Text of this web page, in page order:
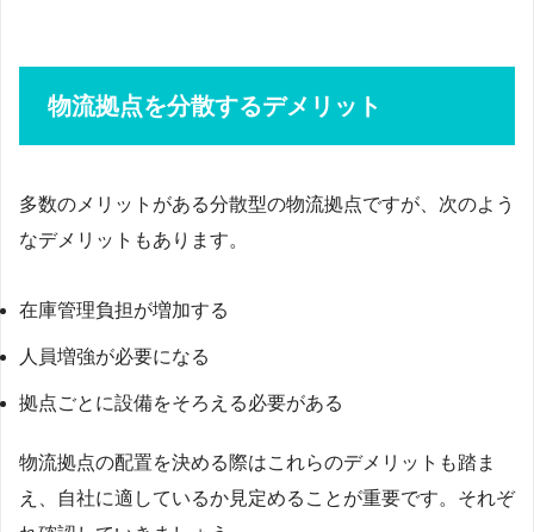
物流拠点を分散するデメリット
多数のメリットがある分散型の物流拠点ですが、次のよう
なデメリットもあります。
在庫管理負担が増加する
人員増強が必要になる
拠点ごとに設備をそろえる必要がある
物流拠点の配置を決める際はこれらのデメリットも踏ま
え、自社に適しているか見定めることが重要です。それぞ